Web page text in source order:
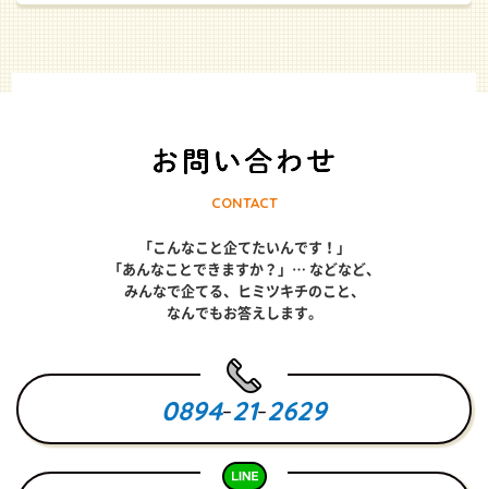
CONTACT
「こんなこと企てたいんです！」
「あんなことできますか？」… などなど、
みんなで企てる、ヒミツキチのこと、
なんでもお答えします。
0894-21-2629